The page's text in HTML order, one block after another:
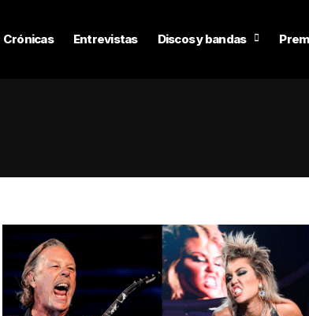
Crónicas Entrevistas Discos y bandas